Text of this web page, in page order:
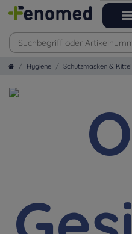
Hygiene Schutzmasken & Kittel